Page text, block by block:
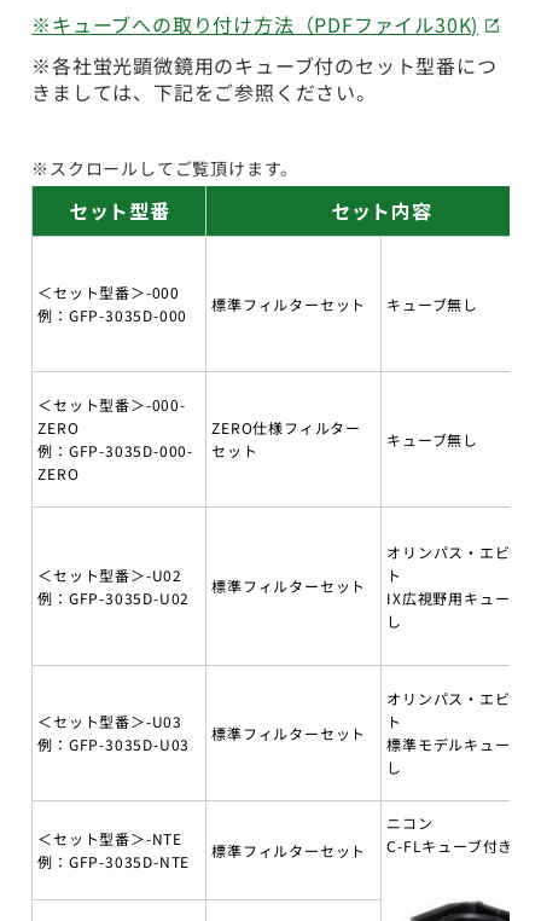
※キューブへの取り付け方法（PDFファイル30K)
※各社蛍光顕微鏡用のキューブ付のセット型番につ
きましては、下記をご参照ください。
※スクロールしてご覧頂けます。
セット型番 セット内容
＜セット型番＞-000
例：GFP-3035D-000
標準フィルターセット キューブ無し
＜セット型番＞-000-
ZERO
例：GFP-3035D-000-
ZERO
ZERO仕様フィルター
セット
キューブ無し
＜セット型番＞-U02
例：GFP-3035D-U02
標準フィルターセット
オリンパス・エビデン
ト
IX広視野用キューブ無
し
＜セット型番＞-U03
例：GFP-3035D-U03
標準フィルターセット
オリンパス・エビデン
ト
標準モデルキューブ無
し
＜セット型番＞-NTE
例：GFP-3035D-NTE
標準フィルターセット
ニコン
C-FLキューブ付き